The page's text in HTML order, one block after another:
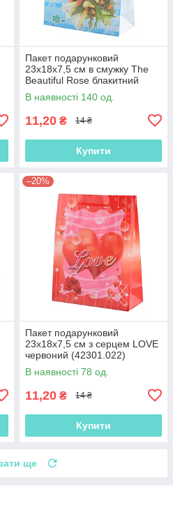
Пакет подарунковий
23х18х7,5 см в смужку The
Beautiful Rose блакитний
(42301.019)
В наявності 140 од.
11,20 ₴ 14 ₴
Купити
–20%
Пакет подарунковий
23х18х7,5 см з серцем LOVE
червоний (42301.022)
В наявності 78 од.
11,20 ₴ 14 ₴
Купити
ще